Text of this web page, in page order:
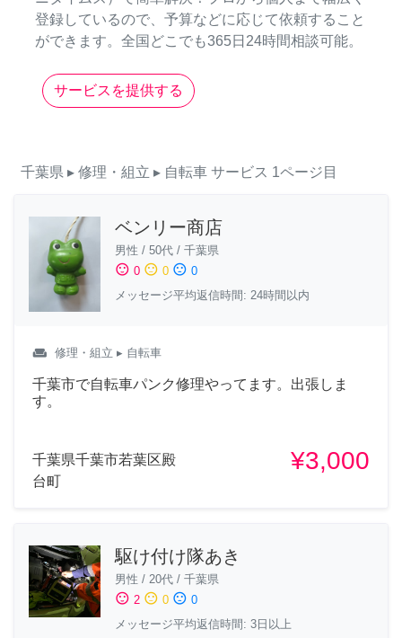
登録しているので、予算などに応じて依頼すること
ができます。全国どこでも365日24時間相談可能。
サービスを提供する
千葉県 ▸ 修理・組立 ▸ 自転車 サービス 1ページ目
ベンリー商店
男性 / 50代 / 千葉県
sentiment_satisfied 0 sentiment_neutral 0 sentiment_dissatisfied 0
メッセージ平均返信時間: 24時間以内
weekend 修理・組立 ▸ 自転車
千葉市で自転車パンク修理やってます。出張しま
す。
千葉県千葉市若葉区殿
台町
¥3,000
駆け付け隊あき
男性 / 20代 / 千葉県
sentiment_satisfied 2 sentiment_neutral 0 sentiment_dissatisfied 0
メッセージ平均返信時間: 3日以上